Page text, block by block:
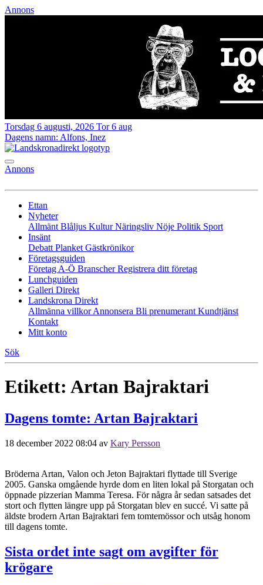
Annons
Torsdag 6 augusti, 2026 Tor 6 aug
Dagens namn: Alfons, Inez
Annons
Ettan
Nyheter
Allmänt Blåljus KulturNäringsliv Nöje Politik Sport
Insänt
Debatt Planket Gästkrönikor
Företagsguiden
Företag A-Ö BranscherRegistrera ditt företag
Lunchguiden
Galleri Direkt
Landskrona Direkt
Allmänna villkorAnnonsera Bli prenumerant Kundtjänst
Kontakt
Mitt konto
Sök
Etikett: Artan Bajraktari
Dagens tomte: Artan Bajraktari
18 december 2022 08:04 av Kary Persson
Bröderna Artan, Valon och Jeton Bajraktari flyttade till Sverige
2005. Ganska omgående hyrde dom en liten lokal på Storgatan och
öppnade pizzerian Mamma Teresa. För några år sedan satsades det
stort och flytten längre upp på Storgatan blev en succé. Vi satte på
äldste brodern Artan Bajraktari fem tomtemössor och utsåg honom
till dagens tomte.
Sista ordet inte sagt om avgifter för
krögare